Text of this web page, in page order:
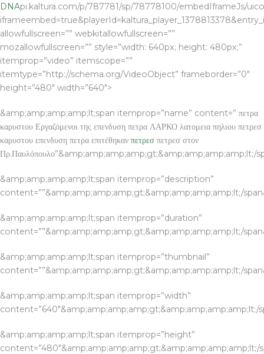
DNApi.kaltura.com/p/787781/sp/78778100/embedIframeJs/
allowfullscreen=”” webkitallowfullscreen=””
mozallowfullscreen=”” style=”width: 640px; height: 480px;”
itemprop=”video” itemscope=””
itemtype=”http://schema.org/VideoObject” frameborder=”0″
height=”480″ width=”640″>
&amp;amp;amp;amp;lt;span itemprop=”name” content=” πετρα
καρυστου Εργαζόμενοι της επενδυση πετρα ΛΑΡΚΟ λατομεια πηλιου πετρεσ
καρυστου επενδυση πετρα επιτέθηκαν πετρεσ πετρεσ στον
&amp;amp;amp;amp;lt;span itemprop=”description”
content=””&amp;amp;amp;amp;gt;&amp;amp;amp;amp;lt;/
&amp;amp;amp;amp;lt;span itemprop=”duration”
content=””&amp;amp;amp;amp;gt;&amp;amp;amp;amp;lt;/
&amp;amp;amp;amp;lt;span itemprop=”thumbnail”
content=””&amp;amp;amp;amp;gt;&amp;amp;amp;amp;lt;/
&amp;amp;amp;amp;lt;span itemprop=”width”
content=”640″&amp;amp;amp;amp;gt;&amp;amp;amp;amp;lt;/
&amp;amp;amp;amp;lt;span itemprop=”height”
content=”480″&amp;amp;amp;amp;gt;&amp;amp;amp;amp;lt;/